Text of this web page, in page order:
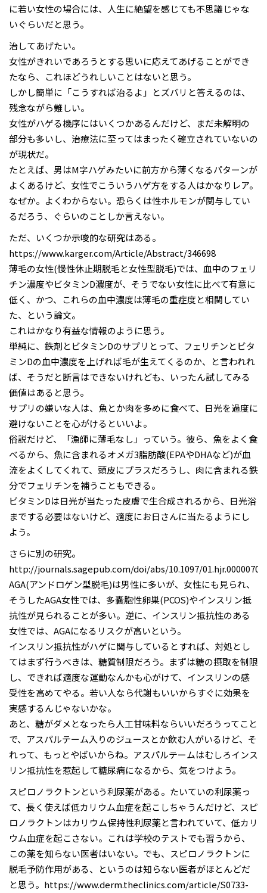
に若い女性の場合には、人生に絶望を感じても不思議じゃな
いぐらいだと思う。
治してあげたい。
女性がきれいであろうとする思いに応えてあげることができ
たなら、これほどうれしいことはないと思う。
しかし簡単に「こうすれば治るよ」とズバリと答えるのは、
残念ながら難しい。
女性がハゲる機序にはいくつかあるんだけど、まだ未解明の
部分も多いし、治療法に至ってはまったく確立されていないの
が現状だ。
たとえば、男はM字ハゲみたいに前方から薄くなるパターンが
よくあるけど、女性でこういうハゲ方をする人はかなりレア。
なぜか。よくわからない。恐らくは性ホルモンが関与してい
るだろう、ぐらいのことしか言えない。
ただ、いくつか示唆的な研究はある。
https://www.karger.com/Article/Abstract/346698
薄毛の女性(慢性休止期脱毛と女性型脱毛)では、血中のフェリ
チン濃度やビタミンD濃度が、そうでない女性に比べて有意に
低く、かつ、これらの血中濃度は薄毛の重症度と相関してい
た、という論文。
これはかなり有益な情報のように思う。
単純に、鉄剤とビタミンDのサプリとって、フェリチンとビタ
ミンDの血中濃度を上げれば毛が生えてくるのか、と言われれ
ば、そうだと断言はできないけれども、いったん試してみる
価値はあると思う。
サプリの嫌いな人は、魚とか肉を多めに食べて、日光を過度に
避けないことを心がけるといいよ。
俗説だけど、「漁師に薄毛なし」っていう。彼ら、魚をよく食
べるから、魚に含まれるオメガ3脂肪酸(EPAやDHAなど)が血
流をよくしてくれて、頭皮にプラスだろうし、肉に含まれる鉄
分でフェリチンを補うこともできる。
ビタミンDは日光が当たった皮膚で生合成されるから、日光浴
までする必要はないけど、適度にお日さんに当たるようにし
よう。
さらに別の研究。
http://journals.sagepub.com/doi/abs/10.1097/
AGA(アンドロゲン型脱毛)は男性に多いが、女性にも見られ、
そうしたAGA女性では、多嚢胞性卵巣(PCOS)やインスリン抵
抗性が見られることが多い。逆に、インスリン抵抗性のある
女性では、AGAになるリスクが高いという。
インスリン抵抗性がハゲに関与しているとすれば、対処とし
てはまず行うべきは、糖質制限だろう。まずは糖の摂取を制限
し、できれば適度な運動なんかも心がけて、インスリンの感
受性を高めてやる。若い人なら代謝もいいからすぐに効果を
実感するんじゃないかな。
あと、糖がダメとなったら人工甘味料ならいいだろうってこと
で、アスパルテーム入りのジュースとか飲む人がいるけど、そ
れって、もっとやばいからね。アスパルテームはむしろインス
リン抵抗性を惹起して糖尿病になるから、気をつけよう。
スピロノラクトンという利尿薬がある。たいていの利尿薬っ
て、長く使えば低カリウム血症を起こしちゃうんだけど、スピ
ロノラクトンはカリウム保持性利尿薬と言われていて、低カリ
ウム血症を起こさない。これは学校のテストでも習うから、
この薬を知らない医者はいない。でも、スピロノラクトンに
脱毛予防作用がある、というのは知らない医者がほとんどだ
と思う。https://www.derm.theclinics.com/article/S0733-